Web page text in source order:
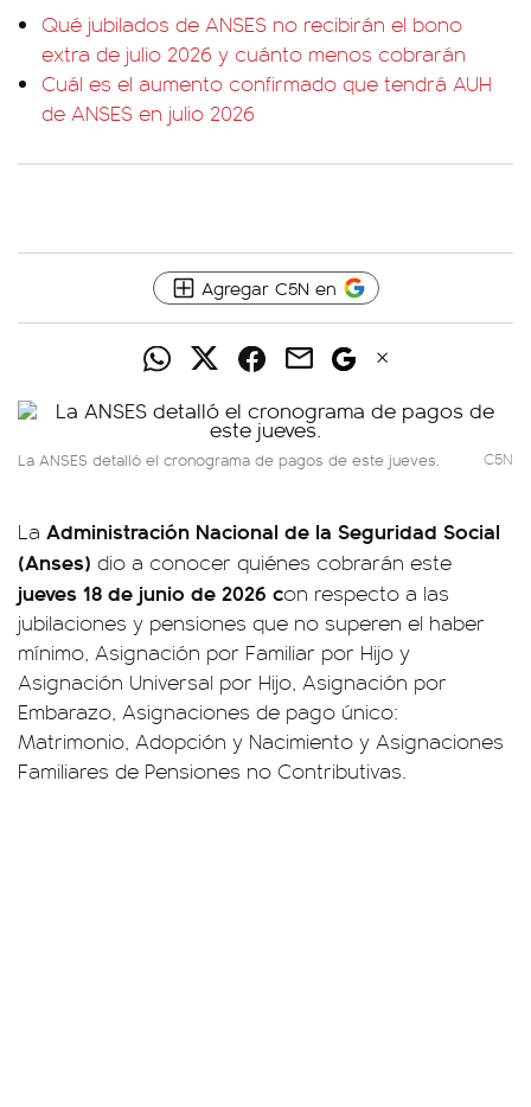
Qué jubilados de ANSES no recibirán el bono
extra de julio 2026 y cuánto menos cobrarán
Cuál es el aumento confirmado que tendrá AUH
de ANSES en julio 2026
Agregar C5N en
La ANSES detalló el cronograma de pagos de este jueves. C5N
La Administración Nacional de la Seguridad Social
(Anses) dio a conocer quiénes cobrarán este
jueves 18 de junio de 2026 con respecto a las
jubilaciones y pensiones que no superen el haber
mínimo, Asignación por Familiar por Hijo y
Asignación Universal por Hijo, Asignación por
Embarazo, Asignaciones de pago único:
Matrimonio, Adopción y Nacimiento y Asignaciones
Familiares de Pensiones no Contributivas.